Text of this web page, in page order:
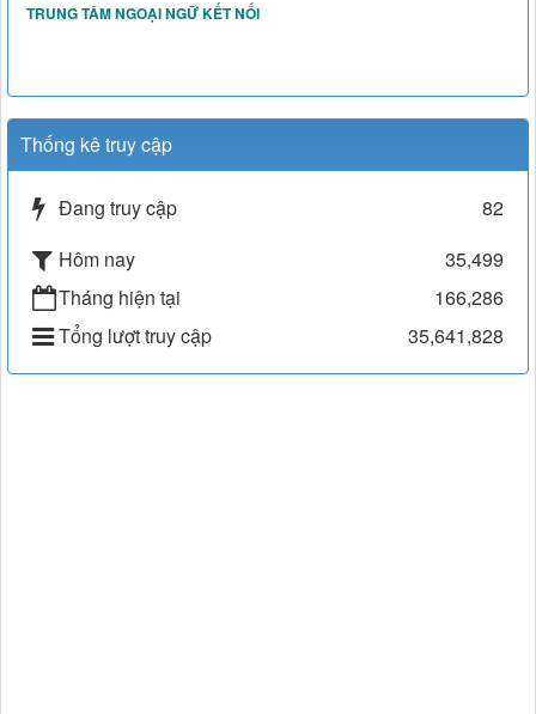
TRUNG TÂM NGOẠI NGỮ KẾT NỐI
Thống kê truy cập
Đang truy cập
82
Hôm nay
35,499
Tháng hiện tại
166,286
Tổng lượt truy cập
35,641,828